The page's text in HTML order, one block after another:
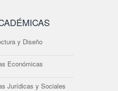
y Diseño
Económicas
Jurídicas y Sociales